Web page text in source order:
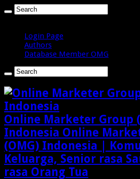
Login Page
Authors
Database Member OMG
Online Marketer Group
Indonesia Online
(OMG) Indonesia |
Keluarga, Senior rasa
rasa Orang Tua